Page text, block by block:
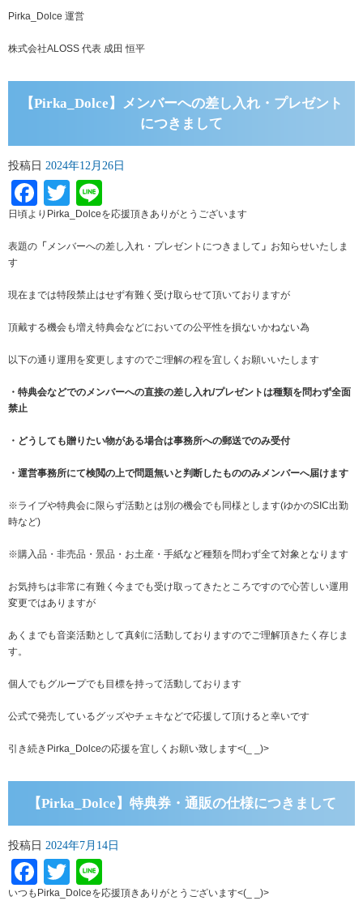
Pirka_Dolce 運営
株式会社ALOSS 代表 成田 恒平
【Pirka_Dolce】メンバーへの差し入れ・プレゼント
につきまして
投稿日 2024年12月26日
Facebook
Twitter
日頃よりPirka_Dolceを応援頂きありがとうございます
表題の 「 メンバーへの差し入れ・プレゼントにつきまして 」 お知らせいたしま
す
現在までは特段禁止はせず有難く受け取らせて頂いておりますが
頂戴する機会も増え特典会などにおいての公平性を損ないかねない為
以下の通り運用を変更しますのでご理解の程を宜しくお願いいたします
・特典会などでのメンバーへの直接の差し入れ/プレゼントは種類を問わず全面
禁止
・どうしても贈りたい物がある場合は事務所への郵送でのみ受付
・運営事務所にて検閲の上で問題無いと判断したもののみメンバーへ届けます
※ライブや特典会に限らず活動とは別の機会でも同様とします(ゆかのSIC出勤
時など)
※購入品・非売品・景品・お土産・手紙など種類を問わず全て対象となります
お気持ちは非常に有難く今までも受け取ってきたところですので心苦しい運用
変更ではありますが
あくまでも音楽活動として真剣に活動しておりますのでご理解頂きたく存じま
す。
個人でもグループでも目標を持って活動しております
公式で発売しているグッズやチェキなどで応援して頂けると幸いです
引き続きPirka_Dolceの応援を宜しくお願い致します<(_ _)>
【Pirka_Dolce】特典券・通販の仕様につきまして
投稿日 2024年7月14日
Facebook
Twitter
いつもPirka_Dolceを応援頂きありがとうございます<(_ _)>